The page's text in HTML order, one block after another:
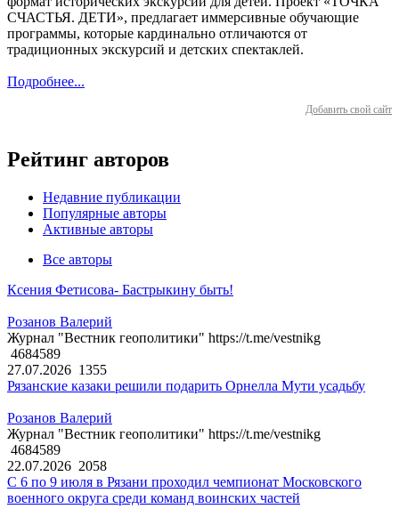
СЧАСТЬЯ. ДЕТИ», предлагает иммерсивные обучающие
программы, которые кардинально отличаются от
традиционных экскурсий и детских спектаклей.
Подробнее...
Добавить свой сайт
Рейтинг авторов
Недавние публикации
Популярные авторы
Активные авторы
Все авторы
Ксения Фетисова- Бастрыкину быть!
Розанов Валерий
Журнал "Вестник геополитики" https://t.me/vestnikg
4684589
27.07.2026 1355
Рязанские казаки решили подарить Орнелла Мути усадьбу
Розанов Валерий
Журнал "Вестник геополитики" https://t.me/vestnikg
4684589
22.07.2026 2058
С 6 по 9 июля в Рязани проходил чемпионат Московского
военного округа среди команд воинских частей